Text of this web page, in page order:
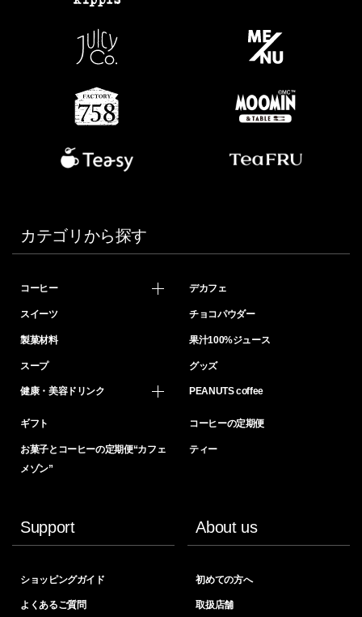
カテゴリから探す
コーヒー デカフェ
スイーツ チョコパウダー
製菓材料 果汁100%ジュース
スープ グッズ
健康・美容ドリンク PEANUTS coffee
ギフト コーヒーの定期便
お菓子とコーヒーの定期便“カフェ
メゾン”
ティー
Support
ショッピングガイド
よくあるご質問
About us
初めての方へ
取扱店舗